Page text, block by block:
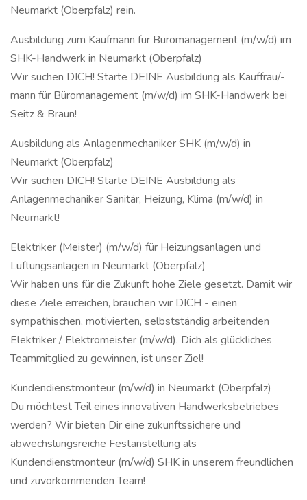
Neumarkt (Oberpfalz) rein.
Ausbildung zum Kaufmann für Büromanagement (m/w/d) im
SHK-Handwerk in Neumarkt (Oberpfalz)
Wir suchen DICH! Starte DEINE Ausbildung als Kauffrau/-
mann für Büromanagement (m/w/d) im SHK-Handwerk bei
Seitz & Braun!
Ausbildung als Anlagenmechaniker SHK (m/w/d) in
Neumarkt (Oberpfalz)
Wir suchen DICH! Starte DEINE Ausbildung als
Anlagenmechaniker Sanitär, Heizung, Klima (m/w/d) in
Neumarkt!
Elektriker (Meister) (m/w/d) für Heizungsanlagen und
Lüftungsanlagen in Neumarkt (Oberpfalz)
Wir haben uns für die Zukunft hohe Ziele gesetzt. Damit wir
diese Ziele erreichen, brauchen wir DICH - einen
sympathischen, motivierten, selbstständig arbeitenden
Elektriker / Elektromeister (m/w/d). Dich als glückliches
Teammitglied zu gewinnen, ist unser Ziel!
Kundendienstmonteur (m/w/d) in Neumarkt (Oberpfalz)
Du möchtest Teil eines innovativen Handwerksbetriebes
werden? Wir bieten Dir eine zukunftssichere und
abwechslungsreiche Festanstellung als
Kundendienstmonteur (m/w/d) SHK in unserem freundlichen
und zuvorkommenden Team!